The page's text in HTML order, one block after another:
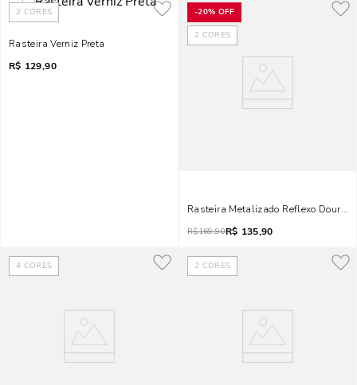
2 CORES
Rasteira Verniz Preta
R$ 129,90
-20% OFF
2 CORES
Rasteira Metalizado Reflexo Dourado
R$169,90R$ 135,90
4 CORES 2 CORES